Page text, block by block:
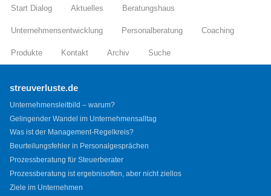
Start Dialog Aktuelles Beratungshaus
Unternehmensentwicklung Personalberatung Coaching
Produkte Kontakt Archiv Suche
streuverluste.de
Unternehmensleitbild – warum?
Gelingender Wandel im Unternehmensalltag
Was ist der Management-Regelkreis?
Beurteilungsfehler in Personalgesprächen
Prozessberatung für Steuerberater
Prozessberatung ist ergebnisoffen, aber nicht ziellos
Ziele im Unternehmen